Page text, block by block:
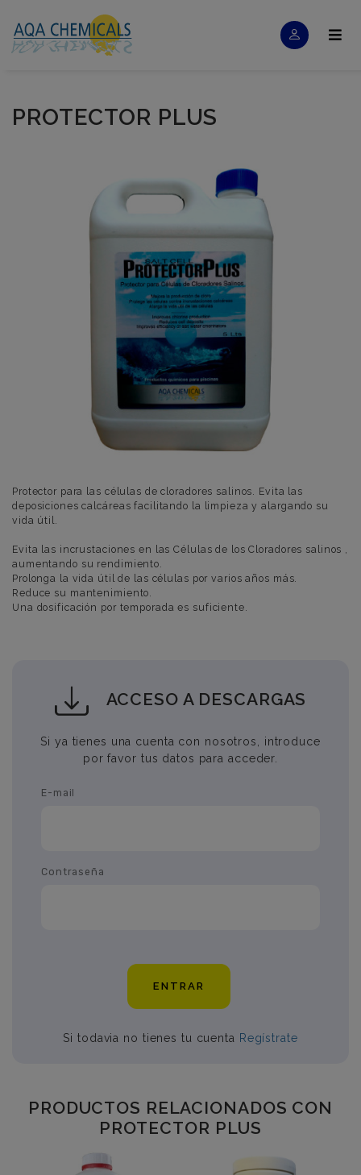
PROTECTOR PLUS
Protector para las células de cloradores salinos. Evita las
deposiciones calcáreas facilitando la limpieza y alargando su
vida útil.
Evita las incrustaciones en las Células de los Cloradores salinos ,
aumentando su rendimiento.
Prolonga la vida útil de las células por varios años más.
Reduce su mantenimiento.
Una dosificación por temporada es suficiente.
ACCESO A DESCARGAS
Si ya tienes una cuenta con nosotros, introduce
por favor tus datos para acceder.
E-mail
Contraseña
ENTRAR
Si todavia no tienes tu cuenta Regístrate
PRODUCTOS RELACIONADOS CON
PROTECTOR PLUS